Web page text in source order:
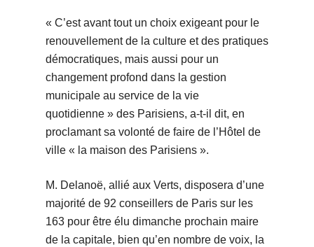
« C’est avant tout un choix exigeant pour le
renouvellement de la culture et des pratiques
démocratiques, mais aussi pour un
changement profond dans la gestion
municipale au service de la vie
quotidienne » des Parisiens, a-t-il dit, en
proclamant sa volonté de faire de l’Hôtel de
ville « la maison des Parisiens ».
M. Delanoë, allié aux Verts, disposera d’une
majorité de 92 conseillers de Paris sur les
163 pour être élu dimanche prochain maire
de la capitale, bien qu’en nombre de voix, la